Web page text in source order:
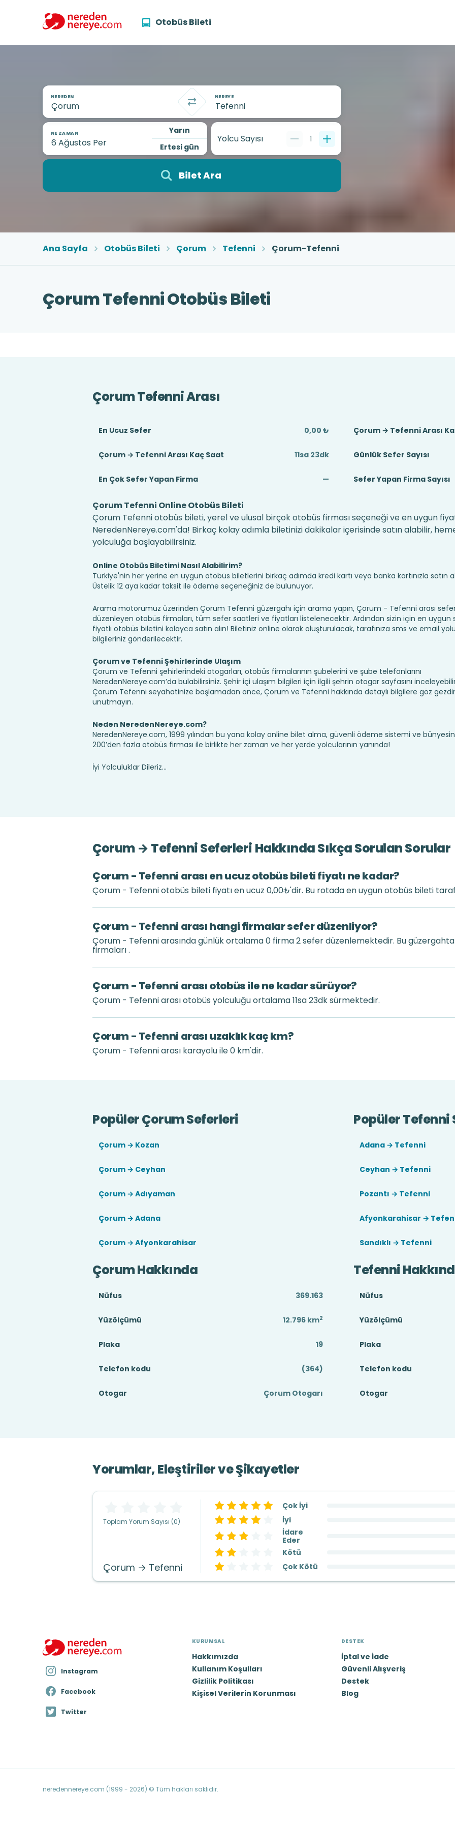
Otobüs Bileti
NEREDEN NEREYE
NE ZAMAN
Yarın
Ertesi gün
Yolcu Sayısı 1
Bilet Ara
Ana Sayfa Otobüs Bileti Çorum Tefenni Çorum-Tefenni
Çorum Tefenni Otobüs Bileti
Çorum Tefenni Arası
En Ucuz Sefer 0,00 ₺ Çorum → Tefenni Arası
Çorum → Tefenni Arası Kaç Saat 11sa 23dk Günlük Sefer Sayısı
En Çok Sefer Yapan Firma — Sefer Yapan Firma Sayısı
Çorum Tefenni Online Otobüs Bileti
Çorum Tefenni otobüs bileti, yerel ve ulusal birçok otobüs firması seçeneği ve en uygun
NeredenNereye.com'da! Birkaç kolay adımla biletinizi dakikalar içerisinde satın alabilir,
yolculuğa başlayabilirsiniz.
Online Otobüs Biletimi Nasıl Alabilirim?
Türkiye'nin her yerine en uygun otobüs biletlerini birkaç adımda kredi kartı veya banka kartınızla satın
Üstelik 12 aya kadar taksit ile ödeme seçeneğiniz de bulunuyor.
Arama motorumuz üzerinden Çorum Tefenni güzergahı için arama yapın, Çorum - Tefenni arası
düzenleyen otobüs firmaları, tüm sefer saatleri ve fiyatları listelenecektir. Ardından sizin için en uygun
fiyatlı otobüs biletini kolayca satın alın! Biletiniz online olarak oluşturulacak, tarafınıza sms ve email
bilgileriniz gönderilecektir.
Çorum ve Tefenni Şehirlerinde Ulaşım
Çorum ve Tefenni şehirlerindeki otogarları, otobüs firmalarının şubelerini ve şube telefonlarını
NeredenNereye.com’da bulabilirsiniz. Şehir içi ulaşım bilgileri için ilgili şehrin otogar sayfasını
Çorum Tefenni seyahatinize başlamadan önce, Çorum ve Tefenni hakkında detaylı bilgilere göz
unutmayın.
Neden NeredenNereye.com?
NeredenNereye.com, 1999 yılından bu yana kolay online bilet alma, güvenli ödeme sistemi ve
200’den fazla otobüs firması ile birlikte her zaman ve her yerde yolcularının yanında!
İyi Yolculuklar Dileriz...
Çorum → Tefenni Seferleri Hakkında Sıkça Sorulan Sorular
Çorum - Tefenni arası en ucuz otobüs bileti fiyatı ne kadar?
Çorum - Tefenni otobüs bileti fiyatı en ucuz 0,00₺'dir. Bu rotada en uygun otobüs bileti
Çorum - Tefenni arası hangi firmalar sefer düzenliyor?
Çorum - Tefenni arasında günlük ortalama 0 firma 2 sefer düzenlemektedir. Bu
firmaları .
Çorum - Tefenni arası otobüs ile ne kadar sürüyor?
Çorum - Tefenni arası otobüs yolculuğu ortalama 11sa 23dk sürmektedir.
Çorum - Tefenni arası uzaklık kaç km?
Çorum - Tefenni arası karayolu ile 0 km'dir.
Popüler Çorum Seferleri
Çorum → Kozan
Çorum → Ceyhan
Çorum → Adıyaman
Çorum → Adana
Çorum → Afyonkarahisar
Popüler Tefenni
Adana → Tefenni
Ceyhan → Tefenni
Pozantı → Tefenni
Afyonkarahisar →
Sandıklı → Tefenni
Çorum Hakkında
Nüfus 369.163
Yüzölçümü 12.796 km2
Plaka 19
Telefon kodu (364)
Otogar Çorum Otogarı
Tefenni
Nüfus
Yüzölçümü
Plaka
Telefon kodu
Otogar
Yorumlar, Eleştiriler ve Şikayetler
Toplam Yorum Sayısı (0)
Çorum → Tefenni
Çok İyi
İyi
İdare
Eder
Kötü
Çok Kötü
Instagram
Facebook
Twitter
KURUMSAL
Hakkımızda
Kullanım Koşulları
Gizlilik Politikası
Kişisel Verilerin Korunması
DESTEK
İptal ve İade
Güvenli Alışveriş
Destek
Blog
neredennereye.com (1999 - 2026) © Tüm hakları saklıdır.